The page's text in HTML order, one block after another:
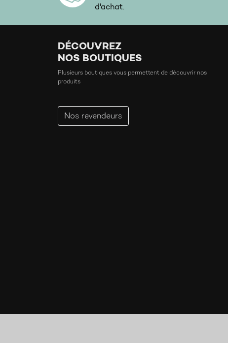
Fruits Rouges
Fumé
Gourmand
Habillé
Intense
Joyeux
Lacté
d'achat.
DÉCOUVREZ
NOS BOUTIQUES
Plusieurs boutiques vous permettent de découvrir nos
produits
Nos revendeurs